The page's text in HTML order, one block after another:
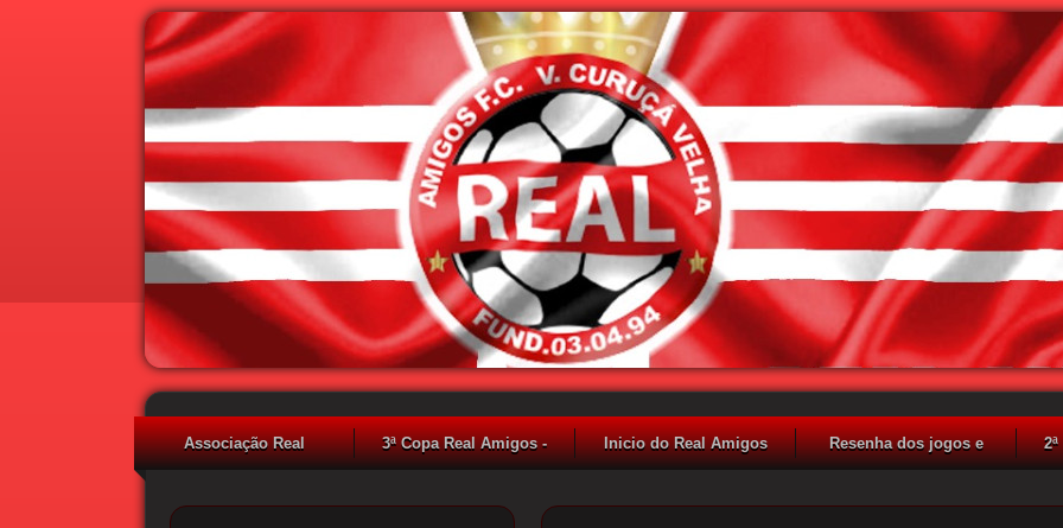
Associação Real
Curuça Velha - SP
3ª Copa Real Amigos -
Inicio do Real Amigos
Resenha dos jogos e